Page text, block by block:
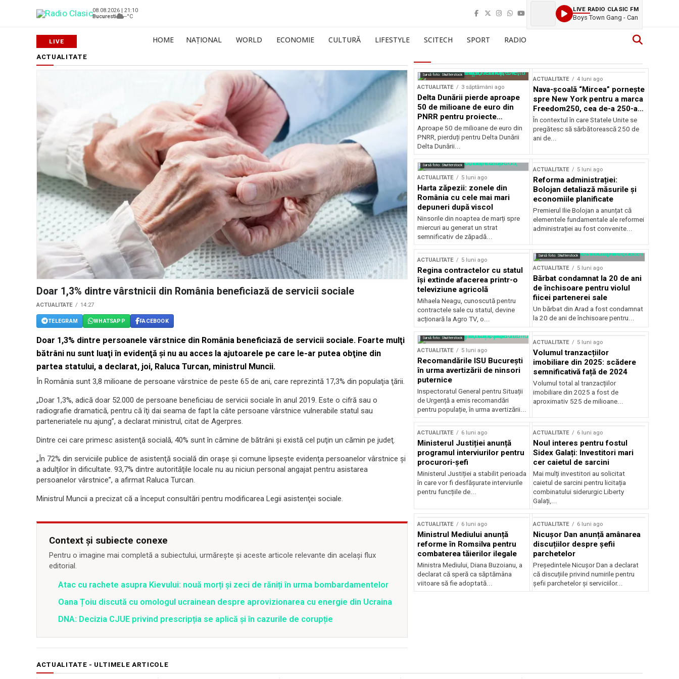
08.08.2026 | 21:10
Bucuresti
--°C
LIVE RADIO CLASIC FM
Boys Town Gang - Can
HOME NAȚIONAL WORLD ECONOMIE CULTURĂ LIFESTYLE SCITECH SPORT RADIO
ACTUALITATE
Doar 1,3% dintre vârstnicii din România beneficiază de servicii sociale
ACTUALITATE 14:27
TELEGRAM WHATSAPP FACEBOOK
Doar 1,3% dintre persoanele vârstnice din România beneficiază de servicii sociale. Foarte mulţi
bătrâni nu sunt luaţi în evidenţă şi nu au acces la ajutoarele pe care le-ar putea obţine din
partea statului, a declarat, joi, Raluca Turcan, ministrul Muncii.
În România sunt 3,8 milioane de persoane vârstnice de peste 65 de ani, care reprezintă 17,3% din populaţia ţării.
„Doar 1,3%, adică doar 52.000 de persoane beneficiau de servicii sociale în anul 2019. Este o cifră sau o
radiografie dramatică, pentru că îţi dai seama de fapt la câte persoane vârstnice vulnerabile statul sau
parteneriatele nu ajung”, a declarat ministrul, citat de Agerpres.
Dintre cei care primesc asistenţă socială, 40% sunt în cămine de bătrâni şi există cel puţin un cămin pe judeţ.
„În 72% din serviciile publice de asistenţă socială din oraşe şi comune lipseşte evidenţa persoanelor vârstnice şi
a adulţilor în dificultate. 93,7% dintre autorităţile locale nu au niciun personal angajat pentru asistarea
persoanelor vârstnice”, a afirmat Raluca Turcan.
Ministrul Muncii a precizat că a început consultări pentru modificarea Legii asistenţei sociale.
Context și subiecte conexe
Pentru o imagine mai completă a subiectului, urmărește și aceste articole relevante din același flux
editorial.
Atac cu rachete asupra Kievului: nouă morți și zeci de răniți în urma bombardamentelor
Oana Țoiu discută cu omologul ucrainean despre aprovizionarea cu energie din Ucraina
DNA: Decizia CJUE privind prescripția se aplică și în cazurile de corupție
Sursă foto: Shutterstock
ACTUALITATE 3 săptămâni ago
Delta Dunării pierde aproape
50 de milioane de euro din
PNRR pentru proiecte
esențiale
Aproape 50 de milioane de euro din
PNRR, pierduți pentru Delta Dunării
Delta Dunării...
ACTUALITATE 4 luni ago
Nava-școală “Mircea” pornește
spre New York pentru a marca
Freedom250, cea de-a 250-a
aniversare a Statelor Unite
În contextul în care Statele Unite se
pregătesc să sărbătorească 250 de
ani de...
Sursă foto: Shutterstock
ACTUALITATE 5 luni ago
Harta zăpezii: zonele din
România cu cele mai mari
depuneri după viscol
Ninsorile din noaptea de marți spre
miercuri au generat un strat
semnificativ de zăpadă...
ACTUALITATE 5 luni ago
Reforma administrației:
Bolojan detaliază măsurile și
economiile planificate
Premierul Ilie Bolojan a anunțat că
elementele fundamentale ale reformei
administrației au fost convenite...
ACTUALITATE 5 luni ago
Regina contractelor cu statul
își extinde afacerea printr-o
televiziune agricolă
Mihaela Neagu, cunoscută pentru
contractele sale cu statul, devine
acționară la Agro TV, o...
Sursă foto: Shutterstock
ACTUALITATE 5 luni ago
Bărbat condamnat la 20 de ani
de închisoare pentru violul
fiicei partenerei sale
Un bărbat din Arad a fost condamnat
la 20 de ani de închisoare pentru...
Sursă foto: Shutterstock
ACTUALITATE 5 luni ago
Recomandările ISU București
în urma avertizării de ninsori
puternice
Inspectoratul General pentru Situații
de Urgență a emis recomandări
pentru populație, în urma avertizării...
ACTUALITATE 5 luni ago
Volumul tranzacțiilor
imobiliare din 2025: scădere
semnificativă față de 2024
Volumul total al tranzacțiilor
imobiliare din 2025 a fost de
aproximativ 525 de milioane...
ACTUALITATE 6 luni ago
Ministerul Justiției anunță
programul interviurilor pentru
procurori-șefi
Ministerul Justiției a stabilit perioada
în care vor fi desfășurate interviurile
pentru funcțiile de...
ACTUALITATE 6 luni ago
Noul interes pentru fostul
Sidex Galați: Investitori mari
cer caietul de sarcini
Mai mulți investitori au solicitat
caietul de sarcini pentru licitația
combinatului siderurgic Liberty
Galați,...
ACTUALITATE 6 luni ago
Ministrul Mediului anunță
reforme în Romsilva pentru
combaterea tăierilor ilegale
Ministra Mediului, Diana Buzoianu, a
declarat că speră ca săptămâna
viitoare să fie adoptată...
ACTUALITATE 6 luni ago
Nicușor Dan anunță amânarea
discuțiilor despre șefii
parchetelor
Președintele Nicușor Dan a declarat
că discuțiile privind numirile pentru
șefii parchetelor și serviciilor...
ACTUALITATE - ULTIMELE ARTICOLE